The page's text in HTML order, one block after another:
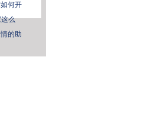
何开
么
的助